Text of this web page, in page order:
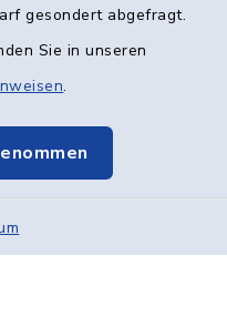
gesondert abgefragt.
Sie in unseren
.